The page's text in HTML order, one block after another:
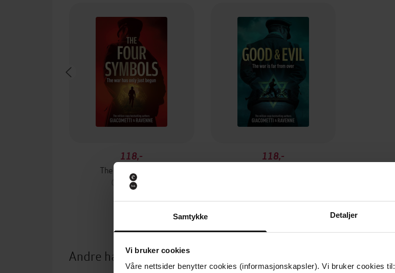
Samtykke Detaljer
Vi bruker cookies
Våre nettsider benytter cookies (informasjonskapsler). Vi bruker cookies til:
118,-
The Four Symbols
Giacometti
118,-
Andre har også kjøpt